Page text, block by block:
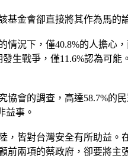
金會卻直接將其作為馬的
況下，僅40.8%的人擔心
生戰爭，僅11.6%認為可
協會的調查，高達58.7%的
益事。
皆對台灣安全有所助益。
兩項的蔡政府，卻要將